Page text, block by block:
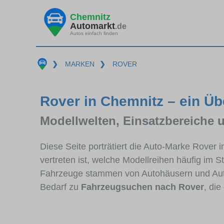
Chemnitz
Automarkt.de
Autos einfach finden
❯ MARKEN ❯ ROVER
Rover in Chemnitz – ein
Modellwelten, Einsatzbereiche
Diese Seite porträtiert die Auto-Marke Rover
vertreten ist, welche Modellreihen häufig im
Fahrzeuge stammen von Autohäusern und
Bedarf zu Fahrzeugsuchen nach Rover, die